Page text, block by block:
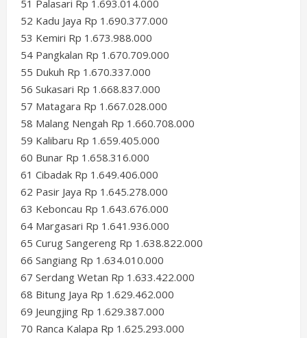
51 Palasari Rp 1.693.014.000
52 Kadu Jaya Rp 1.690.377.000
53 Kemiri Rp 1.673.988.000
54 Pangkalan Rp 1.670.709.000
55 Dukuh Rp 1.670.337.000
56 Sukasari Rp 1.668.837.000
57 Matagara Rp 1.667.028.000
58 Malang Nengah Rp 1.660.708.000
59 Kalibaru Rp 1.659.405.000
60 Bunar Rp 1.658.316.000
61 Cibadak Rp 1.649.406.000
62 Pasir Jaya Rp 1.645.278.000
63 Keboncau Rp 1.643.676.000
64 Margasari Rp 1.641.936.000
65 Curug Sangereng Rp 1.638.822.000
66 Sangiang Rp 1.634.010.000
67 Serdang Wetan Rp 1.633.422.000
68 Bitung Jaya Rp 1.629.462.000
69 Jeungjing Rp 1.629.387.000
70 Ranca Kalapa Rp 1.625.293.000